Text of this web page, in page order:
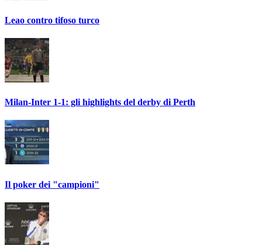
Leao contro tifoso turco
Milan-Inter 1-1: gli highlights del derby di Perth
Il poker dei "campioni"